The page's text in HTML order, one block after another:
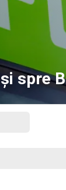
spre